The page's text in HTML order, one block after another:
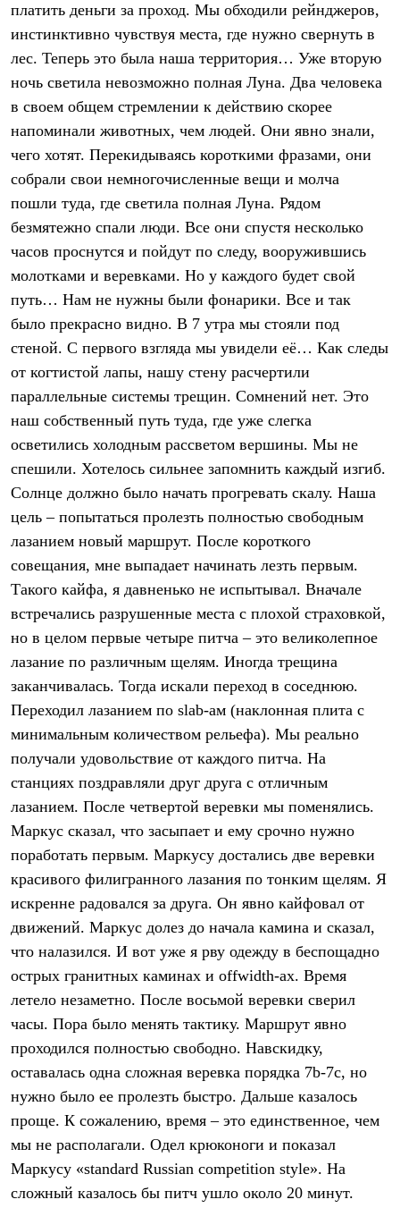
С синтетическим утеплителем
Аксессуары для спальников
Сумки и баулы
Баулы
Кошельки
Сумки
Полезные аксессуары
Книги
Коврики
Обувь
Женская обувь
Ботинки
Мужская обувь
Кроссовки
Сапоги
Гамаши и бахилы
Гамаши
Бахилы
Тапочки и чуни
Тапочки
Чуни
Уход за обувью
Головные уборы
Шапки
Кепки и бейсболки
Повязки
Шарфы
Панамы
Перчатки и рукавицы
Перчатки
Носки
Полезные аксессуары
Шевроны
Опушки
Уход за одеждой
В Арктику
PEAK
ЗА ПОЛЯРНЫМ КРУГОМ
TREK
BASK kids
CITY
BASK juno
ИДЁМ В ПОХОД
Дневник капитана
Каталог дилеров
Баск сегодня
История
Отцы основатели
Производство
Баск в вашем городе
Контроль качества
Технологии
Команда Баск
Сотрудничество
Стать дилером
Корпоративным клиентам
Услуги
платить деньги за проход. Мы обходили рейнджеров,
инстинктивно чувствуя места, где нужно свернуть в
лес. Теперь это была наша территория… Уже вторую
ночь светила невозможно полная Луна. Два человека
в своем общем стремлении к действию скорее
напоминали животных, чем людей. Они явно знали,
чего хотят. Перекидываясь короткими фразами, они
собрали свои немногочисленные вещи и молча
пошли туда, где светила полная Луна. Рядом
безмятежно спали люди. Все они спустя несколько
часов проснутся и пойдут по следу, вооружившись
молотками и веревками. Но у каждого будет свой
путь… Нам не нужны были фонарики. Все и так
было прекрасно видно. В 7 утра мы стояли под
стеной. С первого взгляда мы увидели её… Как следы
от когтистой лапы, нашу стену расчертили
параллельные системы трещин. Сомнений нет. Это
наш собственный путь туда, где уже слегка
осветились холодным рассветом вершины. Мы не
спешили. Хотелось сильнее запомнить каждый изгиб.
Солнце должно было начать прогревать скалу. Наша
цель – попытаться пролезть полностью свободным
лазанием новый маршрут. После короткого
совещания, мне выпадает начинать лезть первым.
Такого кайфа, я давненько не испытывал. Вначале
встречались разрушенные места с плохой страховкой,
но в целом первые четыре питча – это великолепное
лазание по различным щелям. Иногда трещина
заканчивалась. Тогда искали переход в соседнюю.
Переходил лазанием по slab-ам (наклонная плита с
минимальным количеством рельефа). Мы реально
получали удовольствие от каждого питча. На
станциях поздравляли друг друга с отличным
лазанием. После четвертой веревки мы поменялись.
Маркус сказал, что засыпает и ему срочно нужно
поработать первым. Маркусу достались две веревки
красивого филигранного лазания по тонким щелям. Я
искренне радовался за друга. Он явно кайфовал от
движений. Маркус долез до начала камина и сказал,
что налазился. И вот уже я рву одежду в беспощадно
острых гранитных каминах и offwidth-ах. Время
летело незаметно. После восьмой веревки сверил
часы. Пора было менять тактику. Маршрут явно
проходился полностью свободно. Навскидку,
оставалась одна сложная веревка порядка 7b-7c, но
нужно было ее пролезть быстро. Дальше казалось
проще. К сожалению, время – это единственное, чем
мы не располагали. Одел крюконоги и показал
Маркусу «standard Russian competition style». На
сложный казалось бы питч ушло около 20 минут.